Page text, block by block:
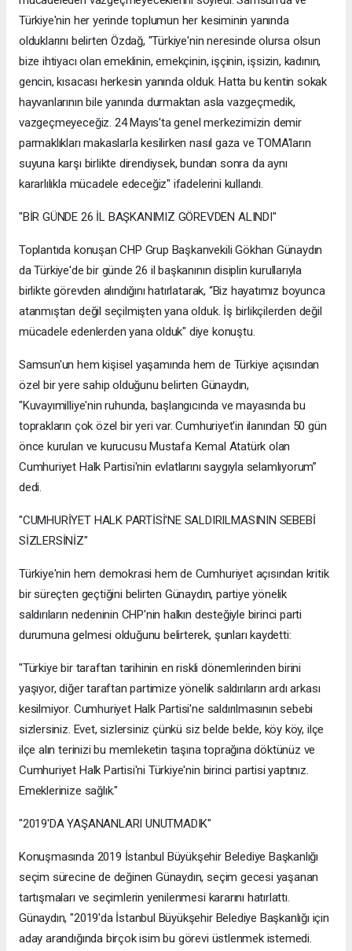
Türkiye'nin her yerinde toplumun her kesiminin yanında
olduklarını belirten Özdağ, "Türkiye'nin neresinde olursa olsun
bize ihtiyacı olan emeklinin, emekçinin, işçinin, işsizin, kadının,
gencin, kısacası herkesin yanında olduk. Hatta bu kentin sokak
hayvanlarının bile yanında durmaktan asla vazgeçmedik,
vazgeçmeyeceğiz. 24 Mayıs'ta genel merkezimizin demir
parmaklıkları makaslarla kesilirken nasıl gaza ve TOMA'ların
suyuna karşı birlikte direndiysek, bundan sonra da aynı
kararlılıkla mücadele edeceğiz" ifadelerini kullandı.
"BİR GÜNDE 26 İL BAŞKANIMIZ GÖREVDEN ALINDI"
Toplantıda konuşan CHP Grup Başkanvekili Gökhan Günaydın
da Türkiye'de bir günde 26 il başkanının disiplin kurullarıyla
birlikte görevden alındığını hatırlatarak, “Biz hayatımız boyunca
atanmıştan değil seçilmişten yana olduk. İş birlikçilerden değil
mücadele edenlerden yana olduk" diye konuştu.
Samsun'un hem kişisel yaşamında hem de Türkiye açısından
özel bir yere sahip olduğunu belirten Günaydın,
"Kuvayımilliye'nin ruhunda, başlangıcında ve mayasında bu
toprakların çok özel bir yeri var. Cumhuriyet'in ilanından 50 gün
önce kurulan ve kurucusu Mustafa Kemal Atatürk olan
Cumhuriyet Halk Partisi'nin evlatlarını saygıyla selamlıyorum”
dedi.
"CUMHURİYET HALK PARTİSİ'NE SALDIRILMASININ SEBEBİ
SİZLERSİNİZ"
Türkiye'nin hem demokrasi hem de Cumhuriyet açısından kritik
bir süreçten geçtiğini belirten Günaydın, partiye yönelik
saldırıların nedeninin CHP'nin halkın desteğiyle birinci parti
durumuna gelmesi olduğunu belirterek, şunları kaydetti:
"Türkiye bir taraftan tarihinin en riskli dönemlerinden birini
yaşıyor, diğer taraftan partimize yönelik saldırıların ardı arkası
kesilmiyor. Cumhuriyet Halk Partisi'ne saldırılmasının sebebi
sizlersiniz. Evet, sizlersiniz çünkü siz belde belde, köy köy, ilçe
ilçe alın terinizi bu memleketin taşına toprağına döktünüz ve
Cumhuriyet Halk Partisi'ni Türkiye'nin birinci partisi yaptınız.
Emeklerinize sağlık."
"2019'DA YAŞANANLARI UNUTMADIK"
Konuşmasında 2019 İstanbul Büyükşehir Belediye Başkanlığı
seçim sürecine de değinen Günaydın, seçim gecesi yaşanan
tartışmaları ve seçimlerin yenilenmesi kararını hatırlattı.
Günaydın, "2019'da İstanbul Büyükşehir Belediye Başkanlığı için
aday arandığında birçok isim bu görevi üstlenmek istemedi.